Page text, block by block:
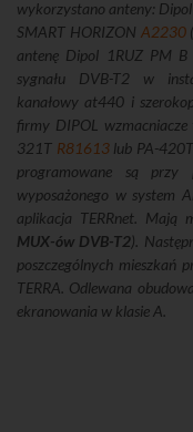
wykorzystano anteny:
SMART HORIZON A2230
antenę Dipol 1RUZ PM B
sygnału DVB-T2 w
kanałowy at440 i
firmy DIPOL wzmacniacze
321T R81613lub PA-420T
programowane są przy
wyposażonego w system
aplikacja TERRnet. Mają
MUX-ów DVB-T2).
poszczególnych
TERRA. Odlewana
ekranowania w klasie A.